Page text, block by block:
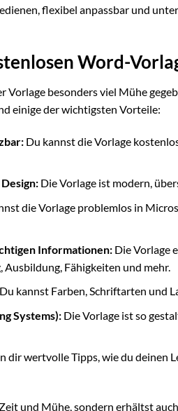
flexibel anpassbar und
Word-
besonders viel Mühe
einige der wichtigsten Vorteile:
Du kannst die Vorlage
Die Vorlage ist modern,
die Vorlage problemlos in
Informationen:Die Vorlage
Fähigkeiten und mehr.
kannst Farben, Schriftarten und
Systems):Die Vorlage ist so
dir wertvolle Tipps, wie du deinen
und Mühe, sondern erhältst